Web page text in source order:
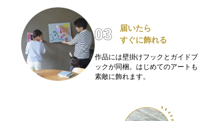
届いたら
すぐに飾れる
作品には壁掛けフックとガイドブ
ックが同梱。はじめてのアートも
素敵に飾れます。